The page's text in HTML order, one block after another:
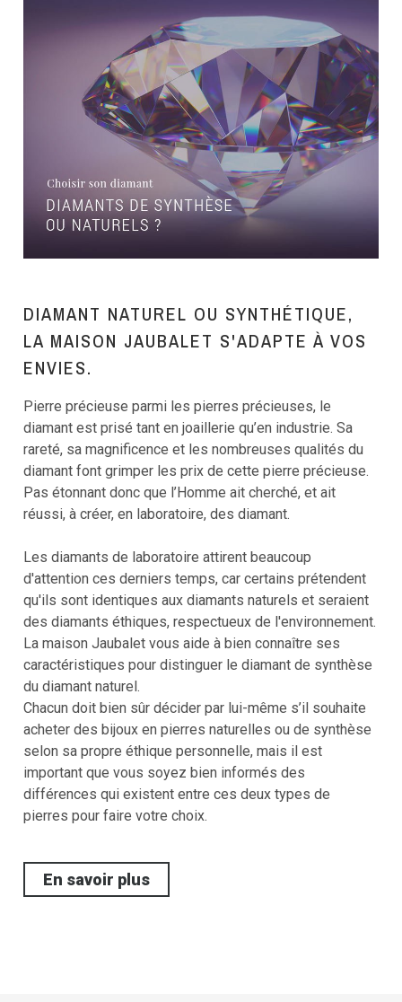
DIAMANT NATUREL OU SYNTHÉTIQUE,
LA MAISON JAUBALET S'ADAPTE À VOS
ENVIES.
Pierre précieuse parmi les pierres précieuses, le
diamant est prisé tant en joaillerie qu’en industrie. Sa
rareté, sa magnificence et les nombreuses qualités du
diamant font grimper les prix de cette pierre précieuse.
Pas étonnant donc que l’Homme ait cherché, et ait
réussi, à créer, en laboratoire, des diamant.
Les diamants de laboratoire attirent beaucoup
d'attention ces derniers temps, car certains prétendent
qu'ils sont identiques aux diamants naturels et seraient
des diamants éthiques, respectueux de l'environnement.
La maison Jaubalet vous aide à bien connaître ses
caractéristiques pour distinguer le diamant de synthèse
du diamant naturel.
Chacun doit bien sûr décider par lui-même s’il souhaite
acheter des bijoux en pierres naturelles ou de synthèse
selon sa propre éthique personnelle, mais il est
important que vous soyez bien informés des
différences qui existent entre ces deux types de
pierres pour faire votre choix.
En savoir plus